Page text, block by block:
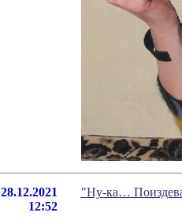
28.12.2021
12:52
"Ну-ка…